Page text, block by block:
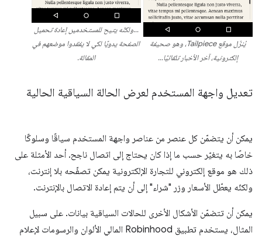
يُنزّل موقع Tailpiece، وهو صحيفة
إلكترونية، آخر الأخبار تلقائيًا…
…ولكنّه يتيح للمستخدمين إعادة تحميل
الصفحة يدويًا لكي لا يفقدوا موضعهم في
المقالة.
تعديل واجهة المستخدم لعرض الحالة السياقية الحالية
يمكن أن يتضمّن كل عنصر من عناصر واجهة المستخدم سياقًا وسلوكًا
خاصًا به يتغيّر حسب ما إذا كان يحتاج إلى اتصال ناجح. أحد الأمثلة على
ذلك هو موقع إلكتروني للتجارة الإلكترونية يمكن تصفّحه بلا إنترنت،
ولكنّه يعطّل الأسعار وزر "شراء" إلى أن يتم إعادة الاتصال بالإنترنت.
يمكن أن تتضمّن الأشكال الأخرى للحالات السياقية بيانات. على سبيل
المثال، يستخدم تطبيق Robinhood المالي الألوان والرسومات لإعلام